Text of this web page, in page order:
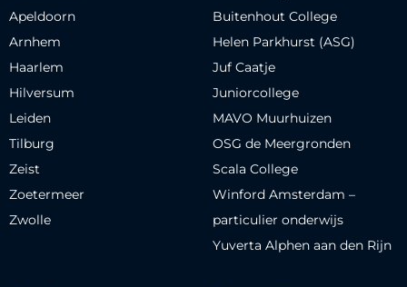
Apeldoorn
Arnhem
Haarlem
Hilversum
Leiden
Tilburg
Zeist
Zoetermeer
Zwolle
Buitenhout College
Helen Parkhurst (ASG)
Juf Caatje
Juniorcollege
MAVO Muurhuizen
OSG de Meergronden
Scala College
Winford Amsterdam –
particulier onderwijs
Yuverta Alphen aan den Rijn